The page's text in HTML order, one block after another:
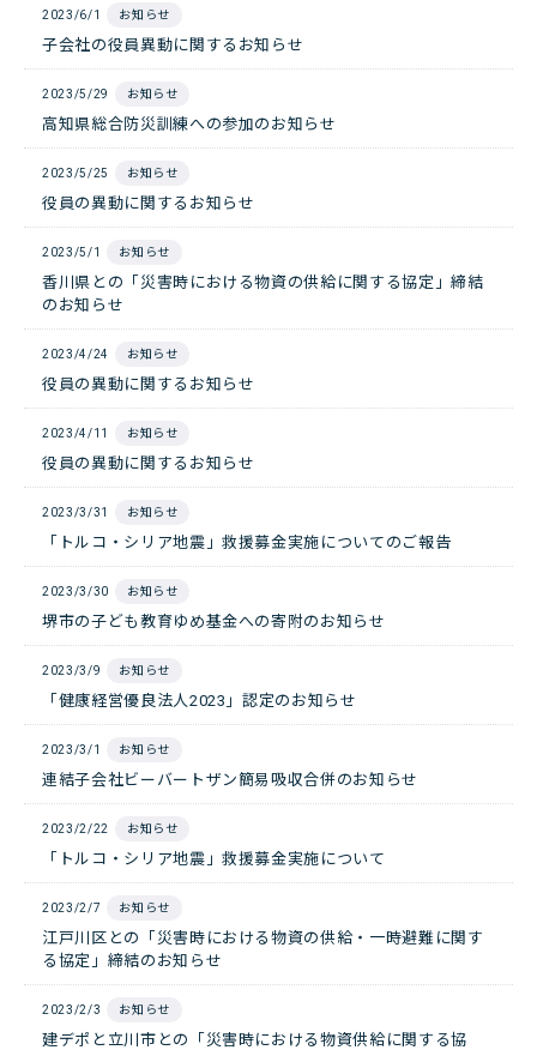
2023/6/1 お知らせ
子会社の役員異動に関するお知らせ
2023/5/29 お知らせ
高知県総合防災訓練への参加のお知らせ
2023/5/25 お知らせ
役員の異動に関するお知らせ
2023/5/1 お知らせ
香川県との「災害時における物資の供給に関する協定」締結
のお知らせ
2023/4/24 お知らせ
役員の異動に関するお知らせ
2023/4/11 お知らせ
役員の異動に関するお知らせ
2023/3/31 お知らせ
「トルコ・シリア地震」救援募金実施についてのご報告
2023/3/30 お知らせ
堺市の子ども教育ゆめ基金への寄附のお知らせ
2023/3/9 お知らせ
「健康経営優良法人2023」認定のお知らせ
2023/3/1 お知らせ
連結子会社ビーバートザン簡易吸収合併のお知らせ
2023/2/22 お知らせ
「トルコ・シリア地震」救援募金実施について
2023/2/7 お知らせ
江戸川区との「災害時における物資の供給・一時避難に関す
る協定」締結のお知らせ
2023/2/3 お知らせ
建デポと立川市との「災害時における物資供給に関する協